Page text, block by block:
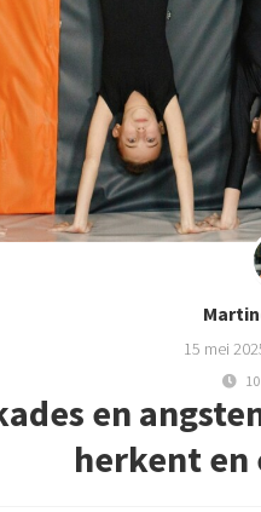
15 mei
en
herkent en